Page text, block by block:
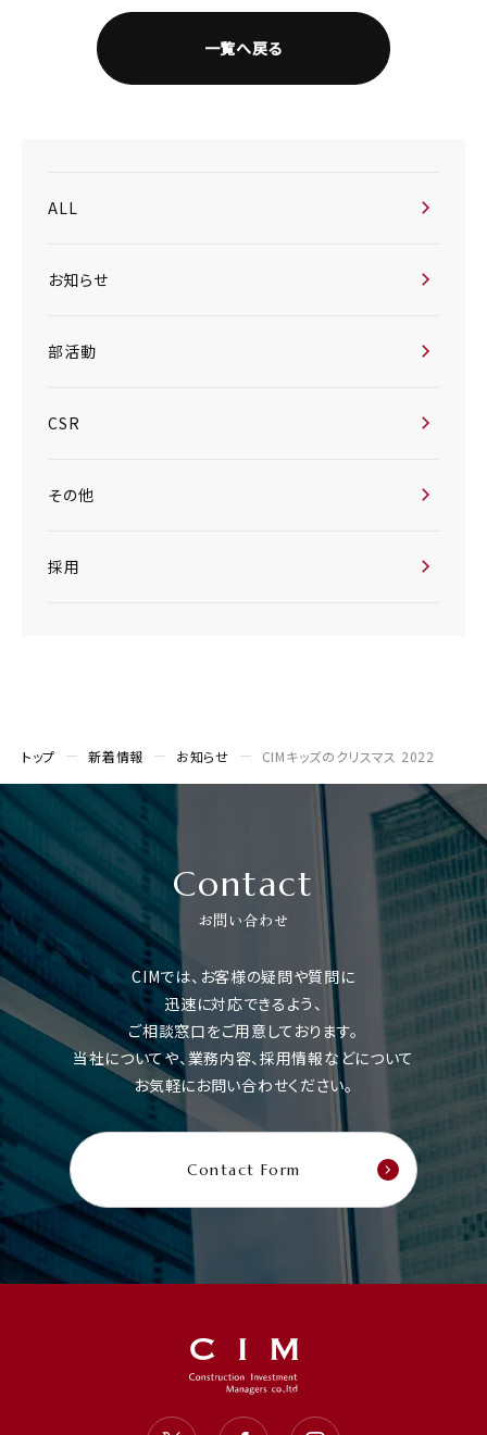
一覧へ戻る
ALL
お知らせ
部活動
CSR
その他
採用
トップ 新着情報 お知らせ CIMキッズのクリスマス 2022
Contact
お問い合わせ
CIMでは、お客様の疑問や質問に
迅速に対応できるよう、
ご相談窓口をご用意しております。
当社についてや、業務内容、採用情報などについて
お気軽にお問い合わせください。
Contact Form